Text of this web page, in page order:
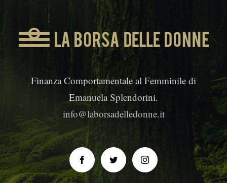
Finanza Comportamentale al Femminile di
Emanuela Splendorini.
info@laborsadelledonne.it